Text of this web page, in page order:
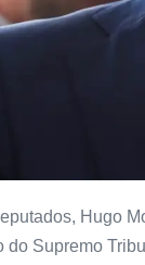
Hugo
do Supremo